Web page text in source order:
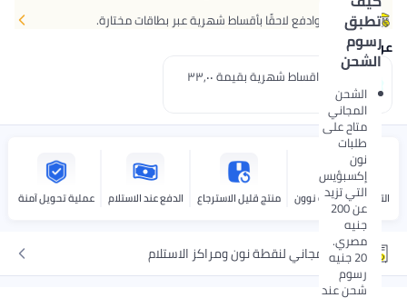
تطبق
رسوم
الشحن
الشحن
المجاني
متاح على
طلبات
نون
إكسبؤيس
التي تزيد
عن 200
جنيه
مصري.
20 جنيه
رسوم
شحن عند
اشتر الآن وادفع لاحقًا بأقساط شهرية عبر بطاقات مختارة.
عروض الدفع
إدفع 3 اقساط شهرية بقيمة ٣٣٫٠٠
جنيه.
التوصيل بواسطة نوون منتج قليل الاسترجاع الدفع عند الاستلام عملية تحويل آمنة
توصيل مجاني لنقطة نون ومراكز الاستلام